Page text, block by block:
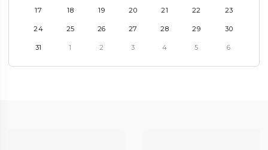
17 18 19 20 21 22 23
24 25 26 27 28 29 30
31 1 2 3 4 5 6